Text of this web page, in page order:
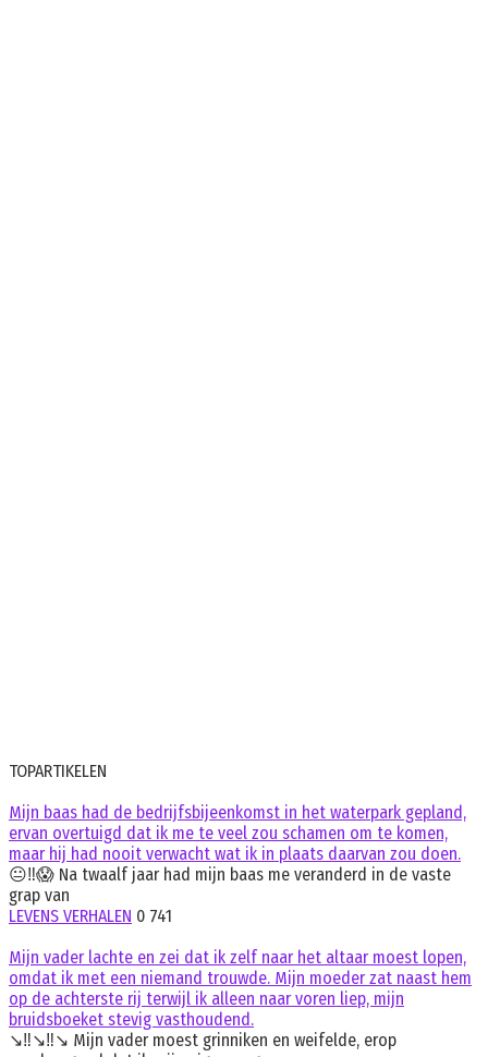
TOPARTIKELEN
Mijn baas had de bedrijfsbijeenkomst in het waterpark gepland,
ervan overtuigd dat ik me te veel zou schamen om te komen,
maar hij had nooit verwacht wat ik in plaats daarvan zou doen.
😐‼️😱 Na twaalf jaar had mijn baas me veranderd in de vaste
grap van
LEVENS VERHALEN 0 741
Mijn vader lachte en zei dat ik zelf naar het altaar moest lopen,
omdat ik met een niemand trouwde. Mijn moeder zat naast hem
op de achterste rij terwijl ik alleen naar voren liep, mijn
bruidsboeket stevig vasthoudend.
↘️‼️↘️‼️↘️ Mijn vader moest grinniken en weifelde, erop